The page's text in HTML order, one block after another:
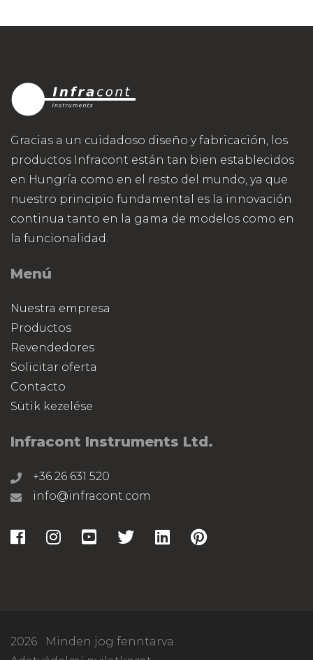
Gracias a un cuidadoso diseño y fabricación, los
productos Infracont están tan bien establecidos
en Hungría como en el resto del mundo, ya que
nuestro principio fundamental es la innovación
continua tanto en la gama de modelos como en
la funcionalidad.
Menú
Nuestra empresa
Productos
Revendedores
Solicitar oferta
Contacto
Sütik kezelése
Infracont Instruments Ltd.
+36 26 631 520
info@infracont.com
2026
Minden jog fenntarva.